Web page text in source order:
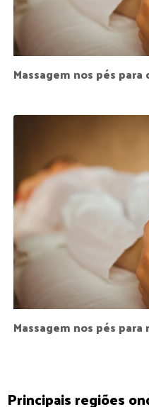
Massagem nos pés para
Massagem nos pés para
Principais regiões